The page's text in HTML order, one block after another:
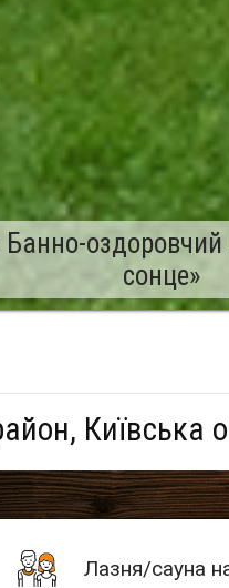
оздоровчий
сонце»
Київська
Лазня/сауна